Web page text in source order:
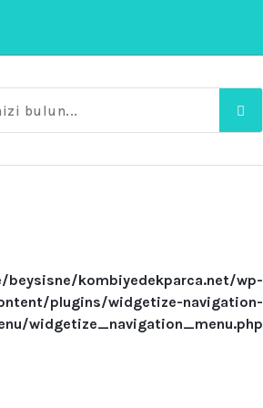
beysisne/kombiyedekparca.net/wp-
plugins/widgetize-navigation-
widgetize_navigation_menu.php